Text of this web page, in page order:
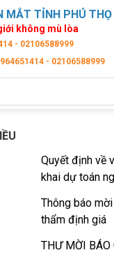
MẮT TỈNH PHÚ THỌ
không mù lòa
- 02106588999
- 02106588999
Quyết định về
khai dự toán
Thông báo
thẩm định giá
THƯ MỜI BÁO